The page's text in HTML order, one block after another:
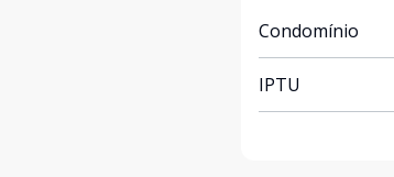
Condomínio
IPTU